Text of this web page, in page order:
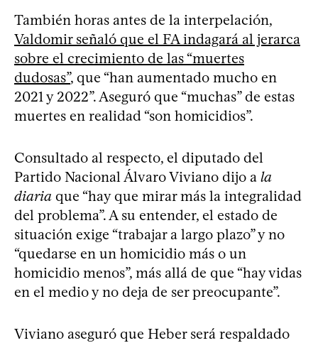
También horas antes de la interpelación,
Valdomir señaló que el FA indagará al jerarca
sobre el crecimiento de las “muertes
dudosas”, que “han aumentado mucho en
2021 y 2022”. Aseguró que “muchas” de estas
muertes en realidad “son homicidios”.
Consultado al respecto, el diputado del
Partido Nacional Álvaro Viviano dijo a la
diaria que “hay que mirar más la integralidad
del problema”. A su entender, el estado de
situación exige “trabajar a largo plazo” y no
“quedarse en un homicidio más o un
homicidio menos”, más allá de que “hay vidas
en el medio y no deja de ser preocupante”.
Viviano aseguró que Heber será respaldado